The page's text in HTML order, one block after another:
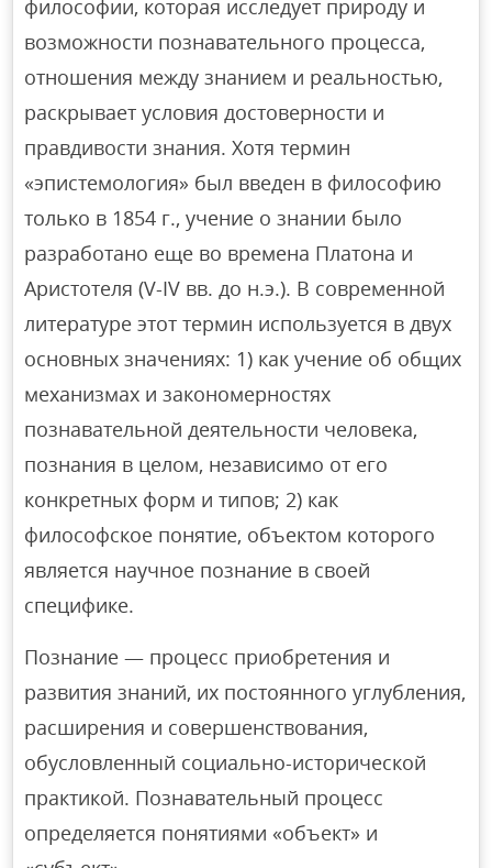
философии, которая исследует природу и
возможности познавательного процесса,
отношения между знанием и реальностью,
раскрывает условия достоверности и
правдивости знания. Хотя термин
«эпистемология» был введен в философию
только в 1854 г., учение о знании было
разработано еще во времена Платона и
Аристотеля (V-IV вв. до н.э.). В современной
литературе этот термин используется в двух
основных значениях: 1) как учение об общих
механизмах и закономерностях
познавательной деятельности человека,
познания в целом, независимо от его
конкретных форм и типов; 2) как
философское понятие, объектом которого
является научное познание в своей
специфике.
Познание — процесс приобретения и
развития знаний, их постоянного углубления,
расширения и совершенствования,
обусловленный социально-исторической
практикой. Познавательный процесс
определяется понятиями «объект» и